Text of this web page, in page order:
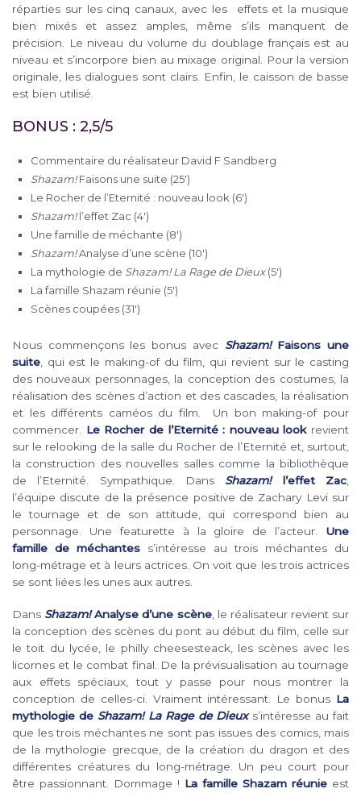
réparties sur les cinq canaux, avec les effets et la musique
bien mixés et assez amples, même s’ils manquent de
précision. Le niveau du volume du doublage français est au
niveau et s’incorpore bien au mixage original. Pour la version
originale, les dialogues sont clairs. Enfin, le caisson de basse
est bien utilisé.
BONUS : 2,5/5
Commentaire du réalisateur David F Sandberg
Shazam!Faisons une suite (25′)
Le Rocher de l’Eternité : nouveau look (6′)
Shazam!l’effet Zac (4′)
Une famille de méchante (8′)
Shazam!Analyse d’une scène (10′)
La mythologie de Shazam! La Rage de Dieux(5′)
La famille Shazam réunie (5′)
Scènes coupées (31′)
Nous commençons les bonus avec Shazam!Faisons une
suite , qui est le making-of du film, qui revient sur le casting
des nouveaux personnages, la conception des costumes, la
réalisation des scènes d’action et des cascades, la réalisation
et les différents caméos du film. Un bon making-of pour
commencer. Le Rocher de l’Eternité : nouveau lookrevient
sur le relooking de la salle du Rocher de l’Eternité et, surtout,
la construction des nouvelles salles comme la bibliothèque
de l’Eternité. Sympathique. Dans Shazam!l’effet Zac
l’équipe discute de la présence positive de Zachary Levi sur
le tournage et de son attitude, qui correspond bien au
personnage. Une featurette à la gloire de l’acteur. Une
famille de méchantes s’intéresse au trois méchantes du
long-métrage et à leurs actrices. On voit que les trois actrices
se sont liées les unes aux autres.
Dans Shazam!Analyse d’une scène, le réalisateur revient sur
la conception des scènes du pont au début du film, celle sur
le toit du lycée, le philly cheesesteack, les scènes avec les
licornes et le combat final. De la prévisualisation au tournage
aux effets spéciaux, tout y passe pour nous montrer la
conception de celles-ci. Vraiment intéressant. Le bonus La
mythologie de Shazam! La Rage de Dieux s’intéresse au fait
que les trois méchantes ne sont pas issues des comics, mais
de la mythologie grecque, de la création du dragon et des
différentes créatures du long-métrage. Un peu court pour
être passionnant. Dommage ! La famille Shazam réunie est